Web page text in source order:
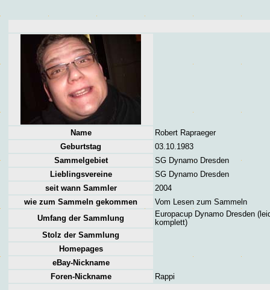
Name
Robert Rapraeger
Geburtstag
03.10.1983
Sammelgebiet
SG Dynamo Dresden
Lieblingsvereine
SG Dynamo Dresden
seit wann Sammler
2004
wie zum Sammeln gekommen
Vom Lesen zum Sammeln
Umfang der Sammlung
Europacup Dynamo Dresden
komplett)
Stolz der Sammlung
Homepages
eBay-Nickname
Foren-Nickname Rappi